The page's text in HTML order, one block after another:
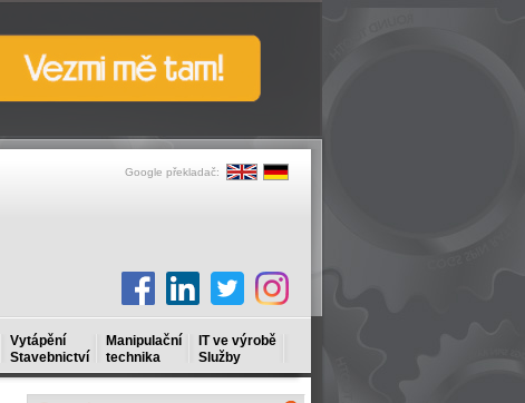
Google překladač:
Vytápění
Stavebnictví
Manipulační
technika
IT ve výrobě
Služby